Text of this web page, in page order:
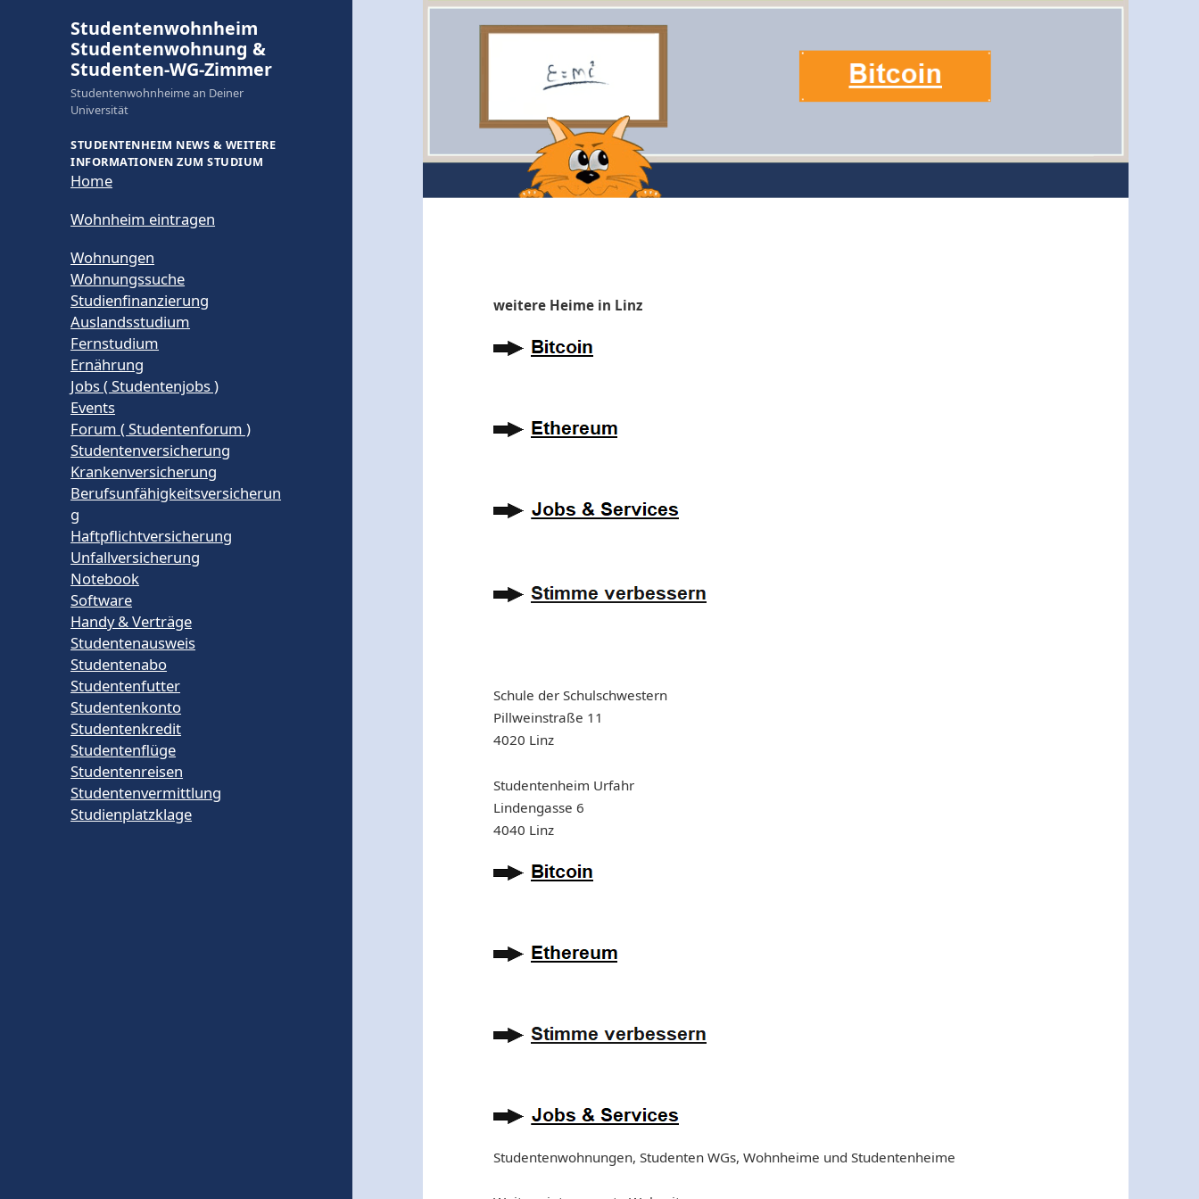
Studentenwohnheim
Studentenwohnung &
Studenten-WG-Zimmer
Studentenwohnheime an Deiner
Universität
STUDENTENHEIM NEWS & WEITERE
INFORMATIONEN ZUM STUDIUM
Home
Wohnheim eintragen
Wohnungen
Wohnungssuche
Studienfinanzierung
Auslandsstudium
Fernstudium
Ernährung
Jobs ( Studentenjobs )
Events
Forum ( Studentenforum )
Studentenversicherung
Krankenversicherung
Berufsunfähigkeitsversicherun
g
Haftpflichtversicherung
Unfallversicherung
Notebook
Software
Handy & Verträge
Studentenausweis
Studentenabo
Studentenfutter
Studentenkonto
Studentenkredit
Studentenflüge
Studentenreisen
Studentenvermittlung
Studienplatzklage
weitere Heime in Linz
Schule der Schulschwestern
Pillweinstraße 11
4020 Linz
Studentenheim Urfahr
Lindengasse 6
4040 Linz
Studentenwohnungen, Studenten WGs, Wohnheime und Studentenheime